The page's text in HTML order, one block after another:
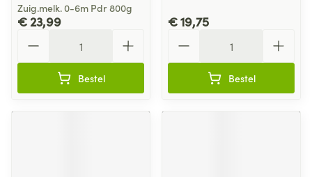
Zuig.melk. 0-6m Pdr 800g
€ 23,99
Bestel
€ 19,75
Bestel